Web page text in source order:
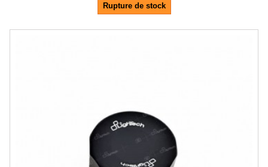
Rupture de stock